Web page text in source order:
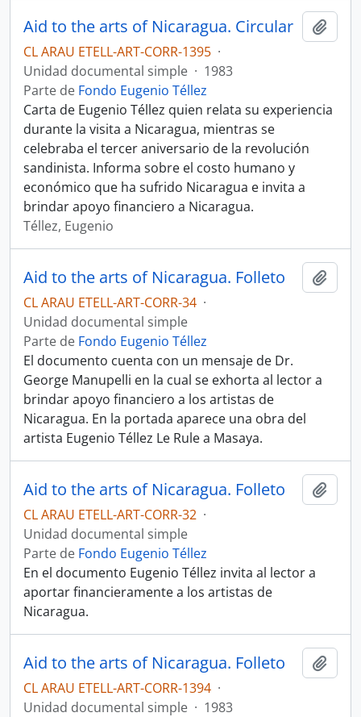
Aid to the arts of Nicaragua. Circular
CL ARAU ETELL-ART-CORR-1395 ·
Unidad documental simple · 1983
Parte de Fondo Eugenio Téllez
Carta de Eugenio Téllez quien relata su experiencia
durante la visita a Nicaragua, mientras se
celebraba el tercer aniversario de la revolución
sandinista. Informa sobre el costo humano y
económico que ha sufrido Nicaragua e invita a
brindar apoyo financiero a Nicaragua.
Téllez, Eugenio
Aid to the arts of Nicaragua. Folleto
CL ARAU ETELL-ART-CORR-34 ·
Unidad documental simple
Parte de Fondo Eugenio Téllez
El documento cuenta con un mensaje de Dr.
George Manupelli en la cual se exhorta al lector a
brindar apoyo financiero a los artistas de
Nicaragua. En la portada aparece una obra del
artista Eugenio Téllez Le Rule a Masaya.
Aid to the arts of Nicaragua. Folleto
CL ARAU ETELL-ART-CORR-32 ·
Unidad documental simple
Parte de Fondo Eugenio Téllez
En el documento Eugenio Téllez invita al lector a
aportar financieramente a los artistas de
Nicaragua.
Aid to the arts of Nicaragua. Folleto
CL ARAU ETELL-ART-CORR-1394 ·
Unidad documental simple · 1983